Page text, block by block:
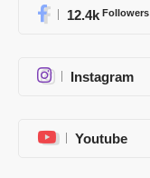
12.4k Followers
Instagram
Youtube